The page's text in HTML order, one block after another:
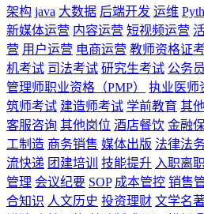
架构 java 大数据 后端开发 运维
新媒体运营 内容运营 短视频运营
营 用户运营 电商运营 教师资格证
机考试 司法考试 研究生考试 公务
管理师职业资格（PMP）
执业医师
筑师考试 建造师考试 学前教育 其
客服咨询 其他岗位 酒店餐饮 金融
工制造 商务销售 媒体出版 法律法
流快递 团建培训 技能提升 入职离职
管理 会议纪要 SOP 成本管控 销售
合知识 人文历史 投资理财 文学名